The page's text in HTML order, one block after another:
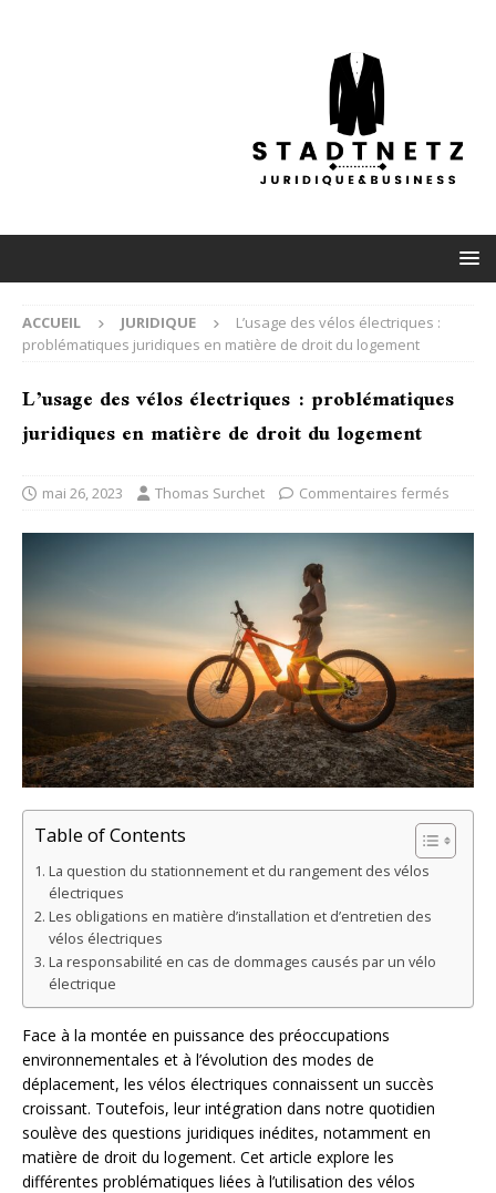
ACCUEIL JURIDIQUE
L’usage des vélos électriques :
problématiques juridiques en matière de droit du logement
L’usage des vélos électriques : problématiques
juridiques en matière de droit du logement
mai 26, 2023 Thomas Surchet Commentaires fermés
Table of Contents
La question du stationnement et du rangement des vélos
électriques
Les obligations en matière d’installation et d’entretien des
vélos électriques
La responsabilité en cas de dommages causés par un vélo
électrique
Face à la montée en puissance des préoccupations
environnementales et à l’évolution des modes de
déplacement, les vélos électriques connaissent un succès
croissant. Toutefois, leur intégration dans notre quotidien
soulève des questions juridiques inédites, notamment en
matière de droit du logement. Cet article explore les
différentes problématiques liées à l’utilisation des vélos